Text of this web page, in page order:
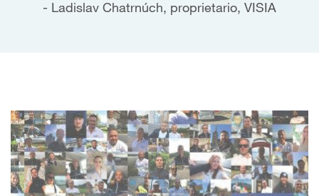
Ladislav Chatrnúch, proprietario, VISIA